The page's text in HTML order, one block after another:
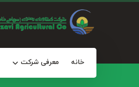
خانه معرفی شرکت